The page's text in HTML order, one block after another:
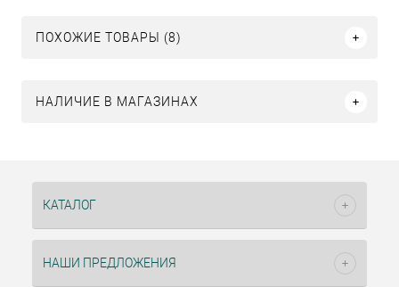
ПОХОЖИЕ ТОВАРЫ (8)
НАЛИЧИЕ В МАГАЗИНАХ
КАТАЛОГ
НАШИ ПРЕДЛОЖЕНИЯ